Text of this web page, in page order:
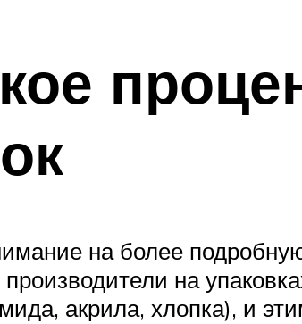
на более
на
акрила, хлопка), и